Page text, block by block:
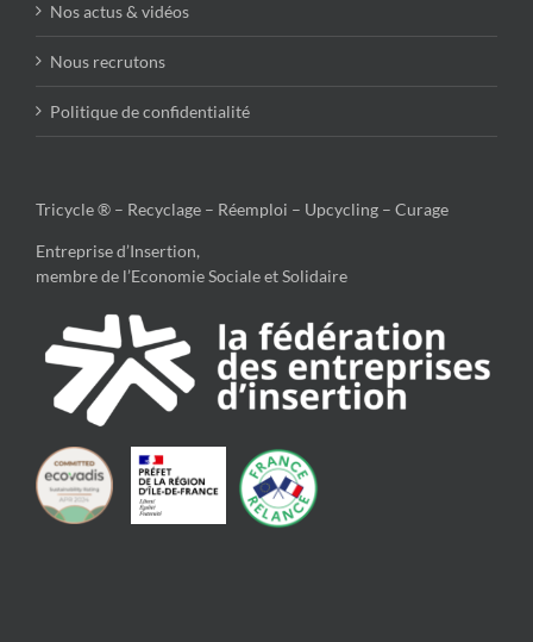
Nos actus & vidéos
Nous recrutons
Politique de confidentialité
Tricycle ® – Recyclage – Réemploi – Upcycling – Curage
Entreprise d’Insertion,
membre de l’Economie Sociale et Solidaire